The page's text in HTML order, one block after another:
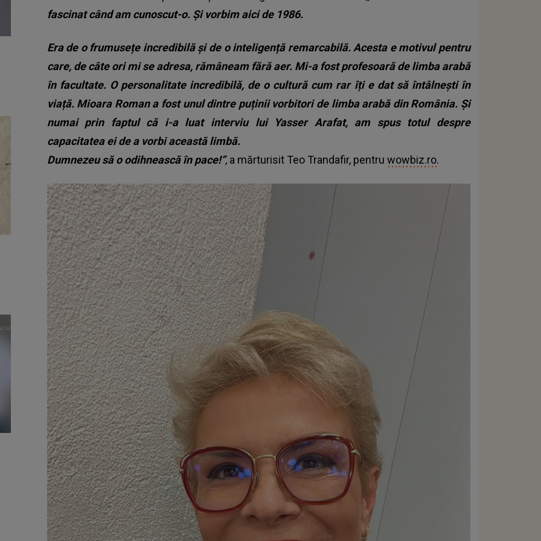
fascinat când am cunoscut-o. Și vorbim aici de 1986.
Era de o frumusețe incredibilă și de o inteligență remarcabilă. Acesta e motivul pentru
care, de câte ori mi se adresa, rămâneam fără aer. Mi-a fost profesoară de limba arabă
în facultate. O personalitate incredibilă, de o cultură cum rar îți e dat să întâlnești în
viață. Mioara Roman a fost unul dintre puținii vorbitori de limba arabă din România. Și
numai prin faptul că i-a luat interviu lui Yasser Arafat, am spus totul despre
capacitatea ei de a vorbi această limbă.
Dumnezeu să o odihnească în pace!”, a mărturisit Teo Trandafir, pentru wowbiz.ro.